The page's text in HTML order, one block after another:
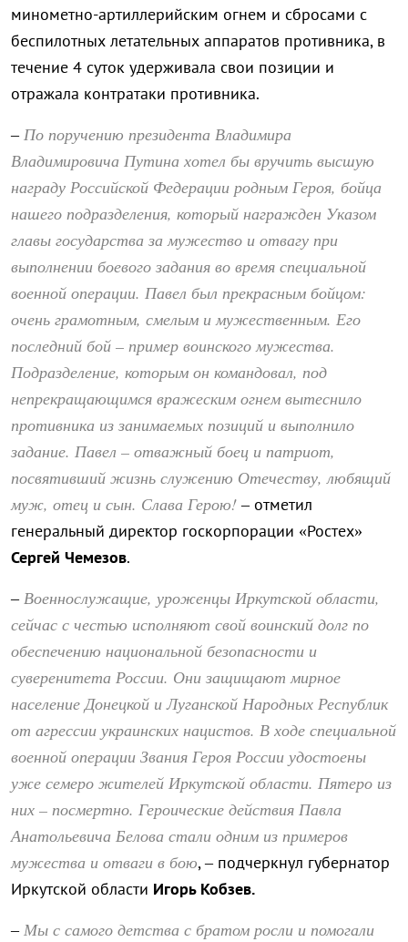
минометно-артиллерийским огнем и сбросами с
беспилотных летательных аппаратов противника, в
течение 4 суток удерживала свои позиции и
отражала контратаки противника.
–По поручению президента Владимира
Владимировича Путина хотел бы вручить высшую
награду Российской Федерации родным Героя, бойца
нашего подразделения, который награжден Указом
главы государства за мужество и отвагу при
выполнении боевого задания во время специальной
военной операции. Павел был прекрасным бойцом:
очень грамотным, смелым и мужественным. Его
последний бой – пример воинского мужества.
Подразделение, которым он командовал, под
непрекращающимся вражеским огнем вытеснило
противника из занимаемых позиций и выполнило
задание. Павел – отважный боец и патриот,
посвятивший жизнь служению Отечеству, любящий
муж, отец и сын. Слава Герою!– отметил
генеральный директор госкорпорации «Ростех»
Сергей Чемезов.
–Военнослужащие, уроженцы Иркутской области,
сейчас с честью исполняют свой воинский долг по
обеспечению национальной безопасности и
суверенитета России. Они защищают мирное
население Донецкой и Луганской Народных Республик
от агрессии украинских нацистов. В ходе специальной
военной операции Звания Героя России удостоены
уже семеро жителей Иркутской области. Пятеро из
них – посмертно. Героические действия Павла
Анатольевича Белова стали одним из примеров
мужества и отваги в бою, – подчеркнул губернатор
Иркутской области Игорь Кобзев.
–Мы с самого детства с братом росли и помогали